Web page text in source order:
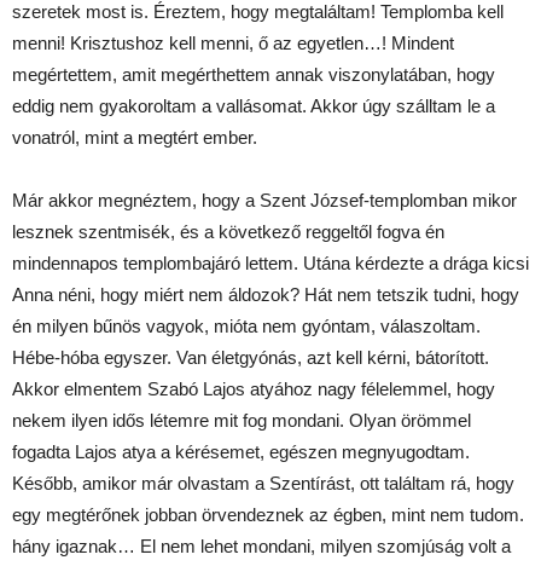
szeretek most is. Éreztem, hogy megtaláltam! Templomba kell
menni! Krisztushoz kell menni, ő az egyetlen…! Mindent
megértettem, amit megérthettem annak viszonylatában, hogy
eddig nem gyakoroltam a vallásomat. Akkor úgy szálltam le a
vonatról, mint a megtért ember.
Már akkor megnéztem, hogy a Szent József-templomban mikor
lesznek szentmisék, és a következő reggeltől fogva én
mindennapos templombajáró lettem. Utána kérdezte a drága kicsi
Anna néni, hogy miért nem áldozok? Hát nem tetszik tudni, hogy
én milyen bűnös vagyok, mióta nem gyóntam, válaszoltam.
Hébe-hóba egyszer. Van életgyónás, azt kell kérni, bátorított.
Akkor elmentem Szabó Lajos atyához nagy félelemmel, hogy
nekem ilyen idős létemre mit fog mondani. Olyan örömmel
fogadta Lajos atya a kérésemet, egészen megnyugodtam.
Később, amikor már olvastam a Szentírást, ott találtam rá, hogy
egy megtérőnek jobban örvendeznek az égben, mint nem tudom.
hány igaznak… El nem lehet mondani, milyen szomjúság volt a